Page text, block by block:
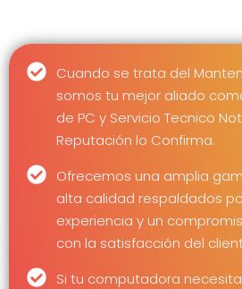
Cuando se trata del
somos tu mejor aliado
de PC y Servicio Tecnico
Reputación lo Confirma.
Ofrecemos una amplia
alta calidad respaldados
experiencia y un
con la satisfacción del
Si tu computadora